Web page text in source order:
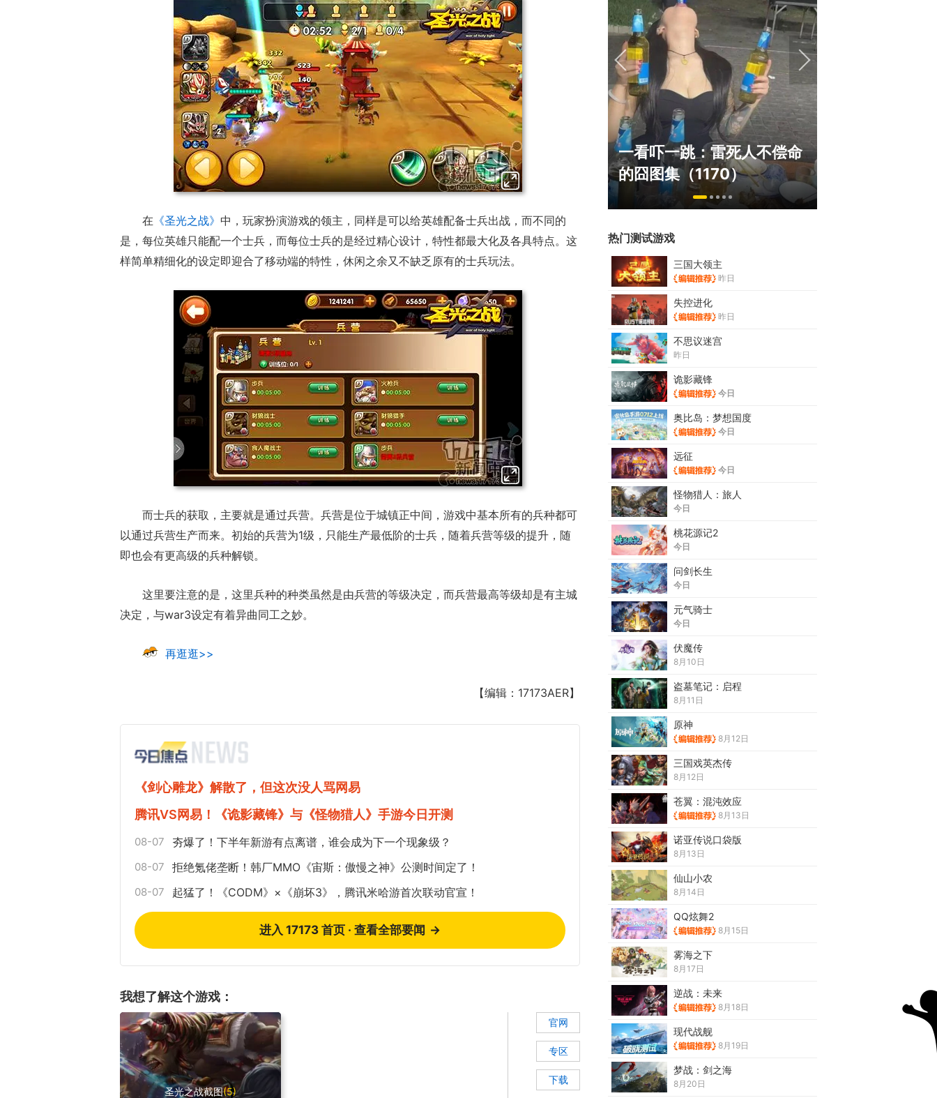
在 《圣光之战》 中，玩家扮演游戏的领主，同样是可以给英雄配备士兵出战，而不同的
是，每位英雄只能配一个士兵，而每位士兵的是经过精心设计，特性都最大化及各具特点。这
样简单精细化的设定即迎合了移动端的特性，休闲之余又不缺乏原有的士兵玩法。
而士兵的获取，主要就是通过兵营。兵营是位于城镇正中间，游戏中基本所有的兵种都可
以通过兵营生产而来。初始的兵营为1级，只能生产最低阶的士兵，随着兵营等级的提升，随
即也会有更高级的兵种解锁。
这里要注意的是，这里兵种的种类虽然是由兵营的等级决定，而兵营最高等级却是有主城
决定，与war3设定有着异曲同工之妙。
再逛逛>>
【编辑：17173AER】
《剑心雕龙》解散了，但这次没人骂网易
腾讯VS网易！《诡影藏锋》与《怪物猎人》手游今日开测
08-07 夯爆了！下半年新游有点离谱，谁会成为下一个现象级？
08-07 拒绝氪佬垄断！韩厂MMO《宙斯：傲慢之神》公测时间定了！
08-07 起猛了！《CODM》×《崩坏3》，腾讯米哈游首次联动官宣！
进入 17173 首页 · 查看全部要闻 →
我想了解这个游戏：
圣光之战截图(5)
官网
专区
下载
17周年庆典 争霸赛大区火
爆开启
一看吓一跳：雷死人不偿命
的囧图集（1170）
热门测试游戏
三国大领主
昨日
失控进化
昨日
不思议迷宫
昨日
诡影藏锋
今日
奥比岛：梦想国度
今日
远征
今日
怪物猎人：旅人
今日
桃花源记2
今日
问剑长生
今日
元气骑士
今日
伏魔传
8月10日
盗墓笔记：启程
8月11日
原神
8月12日
三国戏英杰传
8月12日
苍翼：混沌效应
8月13日
诺亚传说口袋版
8月13日
仙山小农
8月14日
QQ炫舞2
8月15日
雾海之下
8月17日
逆战：未来
8月18日
现代战舰
8月19日
梦战：剑之海
8月20日